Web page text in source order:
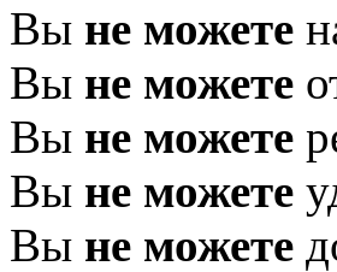
Вы не можете
Вы не можете
Вы не можете
Вы не можете
Вы не можете